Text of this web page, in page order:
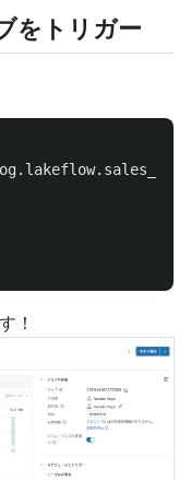
をトリガー
. lakeflow. sales_raw
！